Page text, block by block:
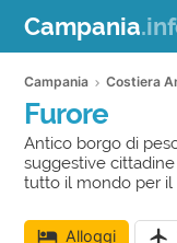
Campania
Campania Costiera
Furore
Antico borgo di
suggestive
tutto il mondo per il
Alloggi